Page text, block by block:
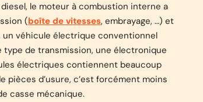
le moteur à combustion interne a
(boîte de vitesses, embrayage, …) et
un véhicule électrique conventionnel
de transmission, une électronique
électriques contiennent beaucoup
pièces d’usure, c’est forcément moins
casse mécanique.